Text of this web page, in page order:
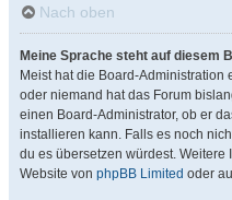
Nach oben
Meine Sprache steht auf diesem
Meist hat die Board-
oder niemand hat das Forum
einen Board-Administrator, ob er
installieren kann. Falls es noch
du es übersetzen würdest.
Website von phpBB Limited oder